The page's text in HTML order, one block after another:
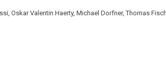
Oskar Valentin Haerty, Michael Dorfner, Thomas